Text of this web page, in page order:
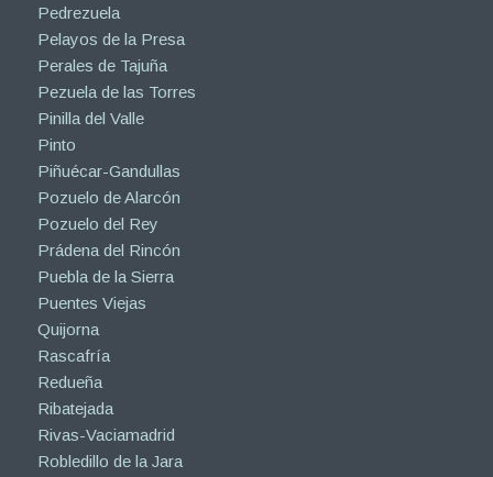
Pedrezuela
Pelayos de la Presa
Perales de Tajuña
Pezuela de las Torres
Pinilla del Valle
Pinto
Piñuécar-Gandullas
Pozuelo de Alarcón
Pozuelo del Rey
Prádena del Rincón
Puebla de la Sierra
Puentes Viejas
Quijorna
Rascafría
Redueña
Ribatejada
Rivas-Vaciamadrid
Robledillo de la Jara